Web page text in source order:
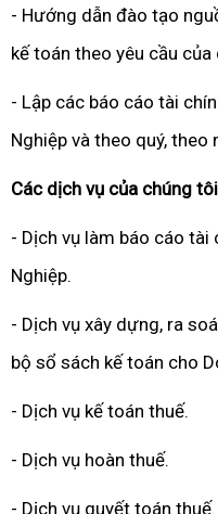
- Hướng dẫn đào tạo
kế toán theo yêu cầu của
- Lập các báo cáo tài
Nghiệp và theo quý, theo
Các dịch vụ của chúng
- Dịch vụ làm báo cáo tài
Nghiệp.
- Dịch vụ xây dựng, ra
bộ sổ sách kế toán cho
- Dịch vụ kế toán thuế.
- Dịch vụ hoàn thuế.
- Dịch vụ quyết toán thuế.